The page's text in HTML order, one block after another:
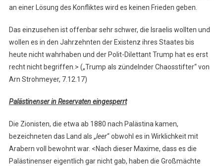
an einer Lösung des Konfliktes wird es keinen Frieden geben.
Das einzusehen ist offenbar sehr schwer, die Israelis wollten und
wollen es in den Jahrzehnten der Existenz ihres Staates bis
heute nicht wahrhaben und der Polit-Dilettant Trump hat es erst
recht nicht begriffen.> („Trump als zündelnder Chaosstifter“ von
Arn Strohmeyer, 7.12.17)
Palästinenser in Reservaten eingesperrt
Die Zionisten, die etwa ab 1880 nach Palästina kamen,
bezeichneten das Land als „leer“ obwohl es in Wirklichkeit mit
Arabern voll bewohnt war. <Nach dieser Maxime, dass es die
Palästinenser eigentlich gar nicht gab, haben die Großmächte